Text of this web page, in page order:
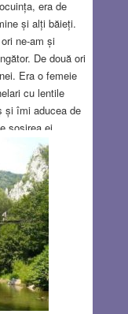
era de
și alți băieți.
ne-am și
De două ori
Era o femeie
cu lentile
și îmi aducea de
sosirea ei.
seară ne citea
și desenele
curcubeului
și multă
Read
2 COMMENTS